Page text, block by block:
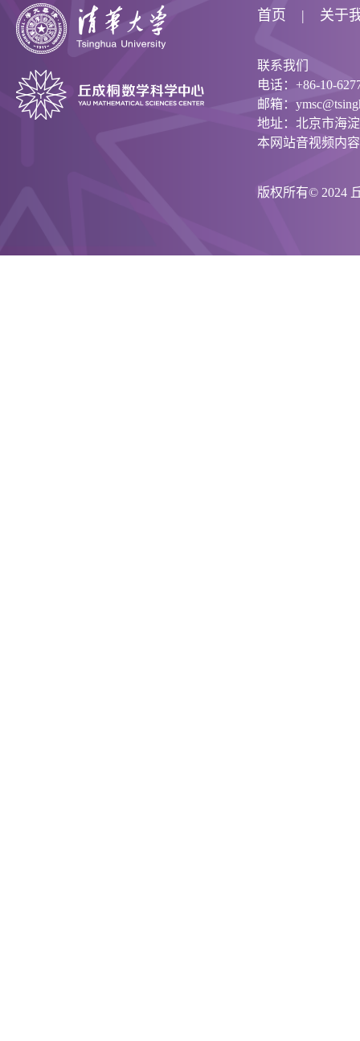
首页 关于
联系我们
电话：+86-10-
邮箱：
地址：北京市海
本网站音视频内
版权所有© 2024